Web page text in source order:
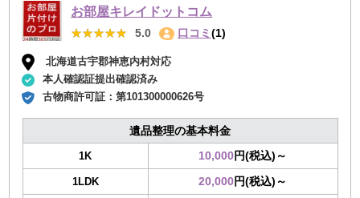
お部屋キレイドットコム
★★★★★
★★★★★ 5.0 口コミ (1)
北海道古宇郡神恵内村対応
本人確認証提出確認済み
古物商許可証：第101300000626号
遺品整理の基本料金
1K 10,000円(税込)～
1LDK 20,000円(税込)～